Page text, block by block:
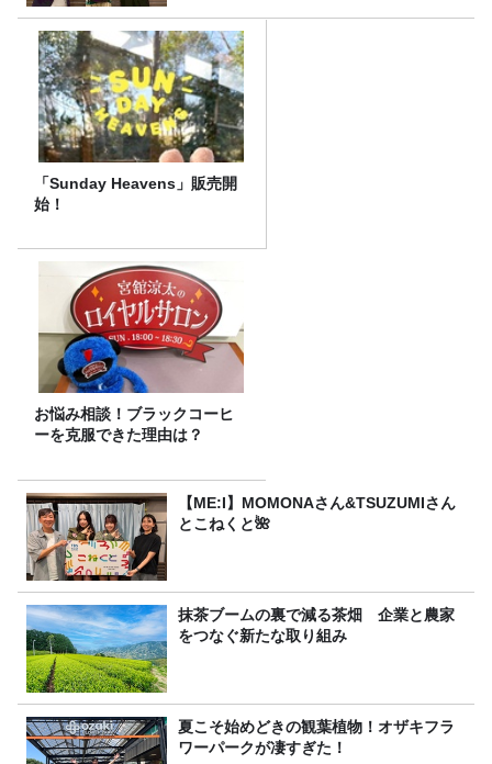
「Sunday Heavens」販売開
始！
お悩み相談！ブラックコーヒ
ーを克服できた理由は？
【ME:I】MOMONAさん&TSUZUMIさん
とこねくと🌺
抹茶ブームの裏で減る茶畑 企業と農家
をつなぐ新たな取り組み
夏こそ始めどきの観葉植物！オザキフラ
ワーパークが凄すぎた！